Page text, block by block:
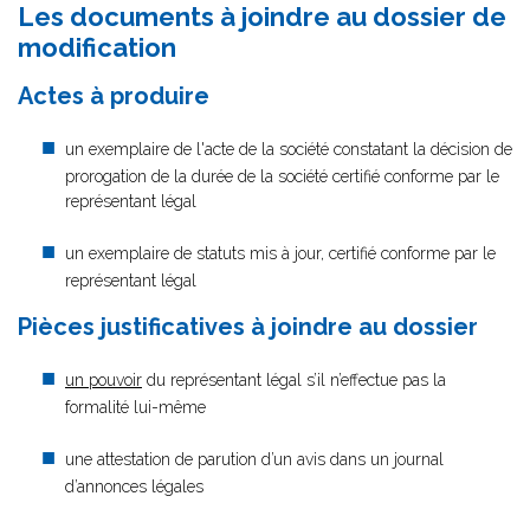
Les documents à joindre au dossier de
modification
Actes à produire
un exemplaire de l'acte de la société constatant la décision de
prorogation de la durée de la société certifié conforme par le
représentant légal
un exemplaire de statuts mis à jour, certifié conforme par le
représentant légal
Pièces justificatives à joindre au dossier
un pouvoir du représentant légal s’il n’effectue pas la
formalité lui-même
une attestation de parution d’un avis dans un journal
d’annonces légales